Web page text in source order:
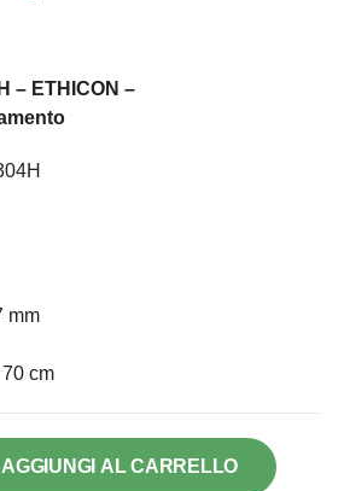
– ETHICON –
mm
cm
AGGIUNGI AL CARRELLO